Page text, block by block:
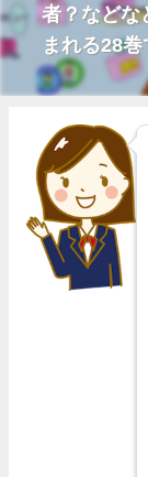
者？などな
まれる28巻